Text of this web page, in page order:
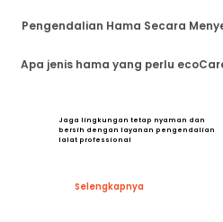
Jaga lingkungan tetap nyaman dan
bersih dengan layanan pengendalian
lalat professional
Selengkapnya
Pengendalian Hama Secara
Apa jenis hama yang perlu